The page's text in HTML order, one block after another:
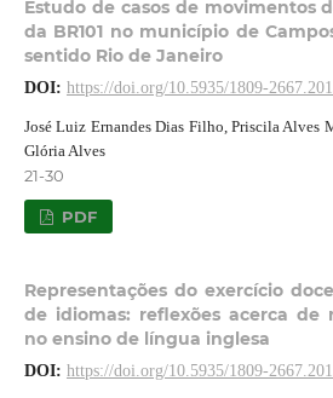
Estudo de casos de movimentos
da BR101 no município de
sentido Rio de Janeiro
DOI: https://doi.org/10.5935/1809-
José Luiz Ernandes Dias Filho, Priscila Alves
Glória Alves
21-30
PDF
Representações do exercício
de idiomas: reflexões acerca de
no ensino de língua inglesa
DOI: https://doi.org/10.5935/1809-